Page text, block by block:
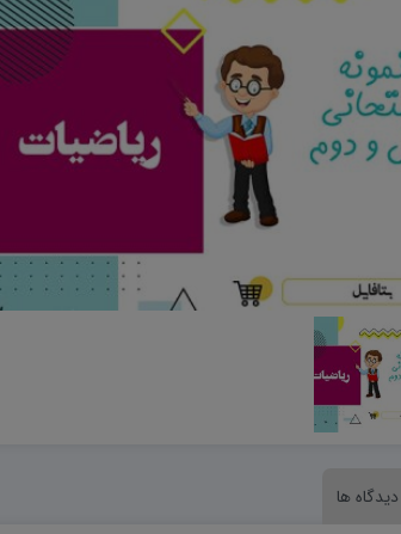
آمادگی دفاعی دهم W
آمادگی دفاعی ۱۰ D
دیدگاه ها